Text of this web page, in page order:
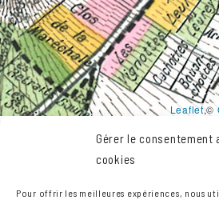
Gérer le consentement
cookies
Pour offrir les meilleures expériences, nous
Leaflet,©
LE VIN DU